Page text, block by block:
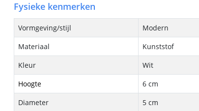
Fysieke kenmerken
Vormgeving/stijl
Modern
Materiaal
Kunststof
Kleur
Wit
Hoogte
6 cm
Diameter
5 cm